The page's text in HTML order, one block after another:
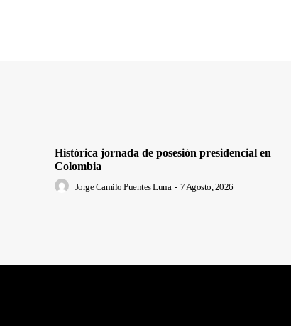
Histórica jornada de posesión presidencial en
Colombia
Jorge Camilo Puentes Luna - 7 Agosto, 2026